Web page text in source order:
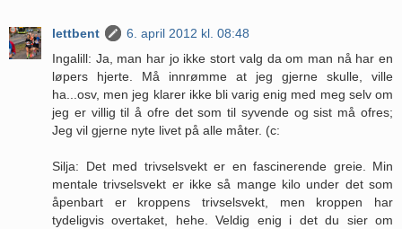
lettbent
6. april 2012 kl. 08:48
Ingalill: Ja, man har jo ikke stort valg da om man nå har en
løpers hjerte. Må innrømme at jeg gjerne skulle, ville
ha...osv, men jeg klarer ikke bli varig enig med meg selv om
jeg er villig til å ofre det som til syvende og sist må ofres;
Jeg vil gjerne nyte livet på alle måter. (c:
Silja: Det med trivselsvekt er en fascinerende greie. Min
mentale trivselsvekt er ikke så mange kilo under det som
åpenbart er kroppens trivselsvekt, men kroppen har
tydeligvis overtaket, hehe. Veldig enig i det du sier om